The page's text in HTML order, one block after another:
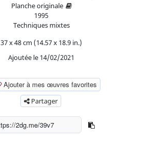
Planche originale
1995
Techniques mixtes
37 x 48 cm (14.57 x 18.9 in.)
Ajoutée le 14/02/2021
Ajouter à mes œuvres favorites
Partager